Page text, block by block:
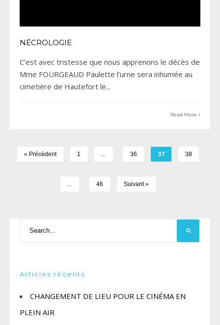
NÉCROLOGIE
C’est avec tristesse que nous apprenons le décès de
Mme FOURGEAUD Paulette l’urne sera inhumée au
cimetière de Hautefort le...
Read More
« Précédent 1 … 36 37 38
… 46 Suivant »
Articles récents
CHANGEMENT DE LIEU POUR LE CINÉMA EN
PLEIN AIR